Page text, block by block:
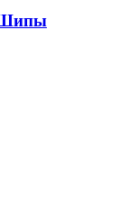
Шипы